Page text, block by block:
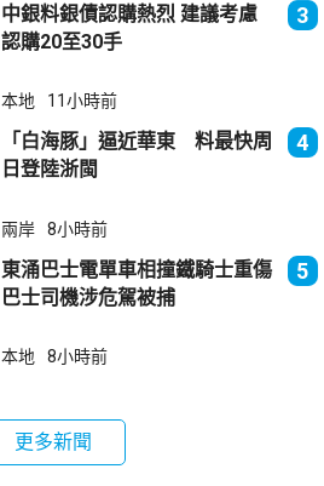
中銀料銀債認購熱烈 建議考慮
認購20至30手
3
本地 11小時前
「白海豚」逼近華東 料最快周
日登陸浙閩
4
兩岸 8小時前
東涌巴士電單車相撞鐵騎士重傷
巴士司機涉危駕被捕
5
本地 8小時前
更多新聞